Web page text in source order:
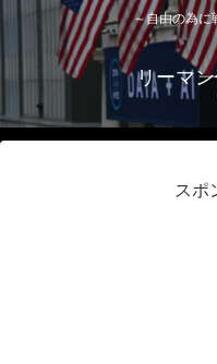
～自由の為に
リーマ
スポ